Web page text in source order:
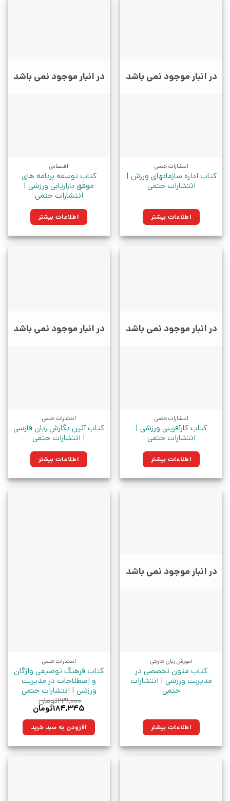
در انبار موجود نمی باشد
انتشارات حتمی
کتاب اداره سازمانهای ورزش |
انتشارات حتمی
اطلاعات بیشتر
در انبار موجود نمی باشد
اقتصادی
کتاب توسعه برنامه های
موفق بازاریابی ورزشی |
انتشارات حتمی
اطلاعات بیشتر
در انبار موجود نمی باشد
انتشارات حتمی
کتاب کارآفرینی ورزشی |
انتشارات حتمی
اطلاعات بیشتر
در انبار موجود نمی باشد
انتشارات حتمی
کتاب آئین نگارش زبان فارسی
| انتشارات حتمی
اطلاعات بیشتر
در انبار موجود نمی باشد
آموزش زبان خارجی
کتاب متون تخصصی در
مدیریت ورزشی | انتشارات
حتمی
اطلاعات بیشتر
انتشارات حتمی
کتاب فرهنگ توصیفی واژگان
و اصطلاحات در مدیریت
ورزشی | انتشارات حتمی
۲۲۹,۰۰۰تومان
قیمت
۲۲۹,۰۰۰تومان
بود.
۱۸۴,۳۴۵تومان
۱۸۴,۳۴۵تومان.افزودن به سبد خرید